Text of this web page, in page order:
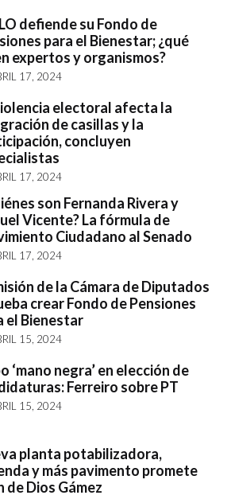
defiende su Fondo de
para el Bienestar; ¿qué
expertos y organismos?
17, 2024
electoral afecta la
de casillas y la
concluyen
17, 2024
son Fernanda Rivera y
Vicente? La fórmula de
Ciudadano al Senado
17, 2024
de la Cámara de Diputados
crear Fondo de Pensiones
el Bienestar
15, 2024
‘mano negra’ en elección de
Ferreiro sobre PT
15, 2024
planta potabilizadora,
y más pavimento promete
de Dios Gámez